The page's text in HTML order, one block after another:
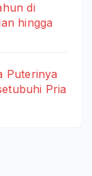
di
hingga
Puterinya
Pria